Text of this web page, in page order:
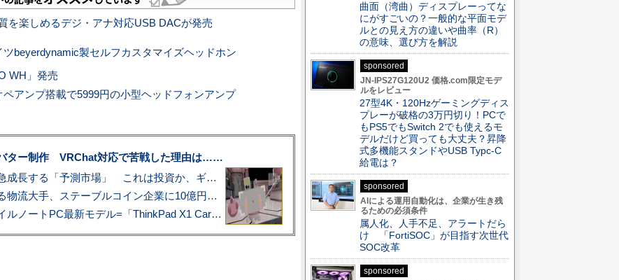
を楽しめるデジ・アナ対応USB DACが発売
beyerdynamic製セルフカスタマイズヘッドホン
WH」発売
アンプ搭載で5999円の小型ヘッドフォンアンプ
ター制作 VRChat対応で苦戦した理由は……
プロ野球も対象に、急成長する「予測市場」 これは投資か、ギャンブルか
アマゾン配送を支える物流大手、ステーブルコイン企業に10億円投資のワケ
あこがれの旗艦モバイルノートPC最新モデル=「ThinkPad X1 Carbon Gen 14 Aura Edition」実機レビュー
曲面（湾曲）ディスプレーってな
にがすごいの？一般的な平面モデ
ルとの見え方の違いや曲率（R）
の意味、選び方を解説
sponsored
JN-IPS27G120U2 価格.com限定モデ
ルをレビュー
27型4K・120Hzゲーミングディス
プレーが破格の3万円切り！PCで
もPS5でもSwitch 2でも使えるモ
デルだけど買っても大丈夫？昇降
式多機能スタンドやUSB Typc-C
給電は？
sponsored
AIによる運用自動化は、企業が生き残
るための必須条件
属人化、人手不足、アラートだら
け 「FortiSOC」が目指す次世代
SOC改革
sponsored